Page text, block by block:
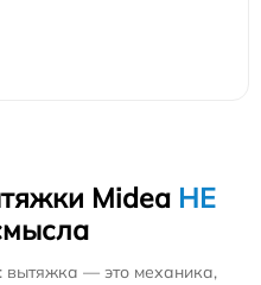
Midea НЕ
вытяжка — это механика,